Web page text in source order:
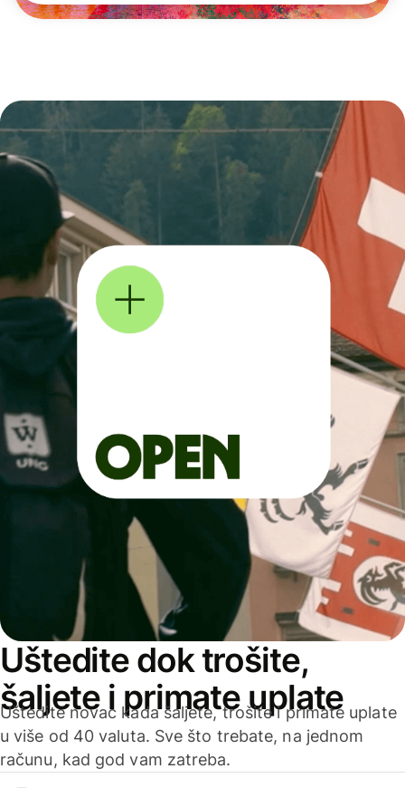
Uštedite dok trošite,
šaljete i primate uplate
Uštedite novac kada šaljete, trošite i primate uplate
u više od 40 valuta. Sve što trebate, na jednom
računu, kad god vam zatreba.